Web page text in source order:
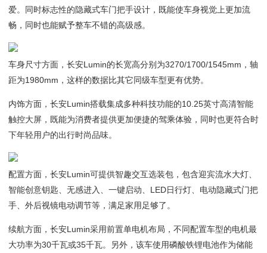
爱。同时标志性的隐藏式车门把手设计，既能使车身视觉上更加流
畅，同时也能赋予整车不错的高级感。
车身尺寸方面，长安Lumin的长宽高分别为3270/1700/1545mm，轴
距为1980mm，这样的数据比其它同级车型更有优势。
内饰方面，长安Lumin搭载集成多种科技功能的10.25英寸高清智能
触控大屏，既能为消费者提供更加便捷的驾乘体验，同时也更符合时
下年轻用户的出行时尚品味。
配置方面，长安Lumin可提供智趣交互选装包，包含迎宾流水大灯、
智能创意钥匙、无感进入、一键启动、LED日行灯、电动隐藏式门把
手、外后视镜电动调节等，满足家用足够了。
续航方面，长安Lumin采用前置单电机布局，不同配置车型的电机最
大功率为30千瓦或35千瓦。另外，该车使用磷酸铁锂电池作为储能